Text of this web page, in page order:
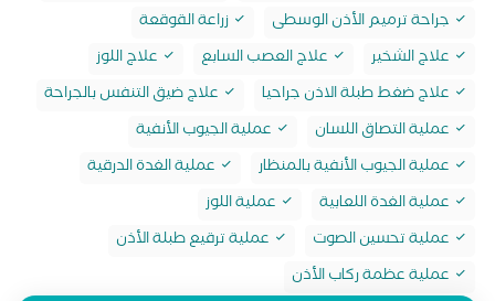
جراحة ترميم الأذن الوسطى
زراعة القوقعة
علاج الشخير
علاج العصب السابع
علاج اللوز
علاج ضغط طبلة الاذن جراحيا
علاج ضيق التنفس بالجراحة
عملية التصاق اللسان
عملية الجيوب الأنفية
عملية الجيوب الأنفية بالمنظار
عملية الغدة الدرقية
عملية الغدة اللعابية
عملية اللوز
عملية تحسين الصوت
عملية ترقيع طبلة الأذن
عملية عظمة ركاب الأذن